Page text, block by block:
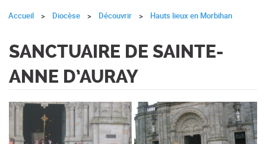
Accueil Diocèse Découvrir Hauts lieux en Morbihan
SANCTUAIRE DE SAINTE-
ANNE D’AURAY